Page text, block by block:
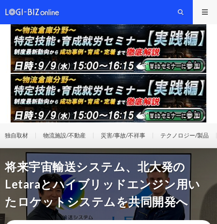
独自取材 物流施設/不動産 災害/事故/不祥事 テクノロジー/製品
将来宇宙輸送システム、北大発の
Letaraとハイブリッドエンジン用い
たロケットシステムを共同開発へ